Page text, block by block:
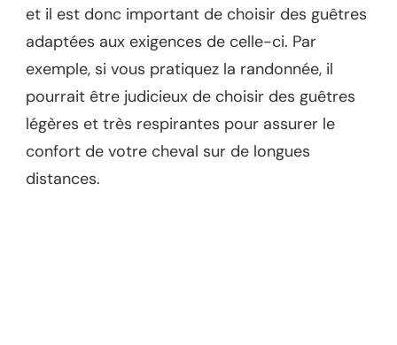
et il est donc important de choisir des guêtres
adaptées aux exigences de celle-ci. Par
exemple, si vous pratiquez la randonnée, il
pourrait être judicieux de choisir des guêtres
légères et très respirantes pour assurer le
confort de votre cheval sur de longues
distances.